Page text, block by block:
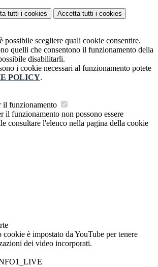
tutti i cookies Accetta tutti i cookies
possibile scegliere quali cookie consentire.
quelli che consentono il funzionamento della
disabilitarli.
i cookie necessari al funzionamento potete
POLICY.
il funzionamento
il funzionamento non possono essere
consultare l'elenco nella pagina della cookie
cookie è impostato da YouTube per tenere
dei video incorporati.